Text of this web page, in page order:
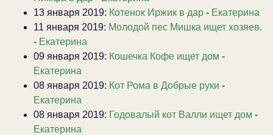
13 января 2019: Котенок Иржик в дар - Екатерина
11 января 2019: Молодой пес Мишка ищет хозяев.
- Екатерина
09 января 2019: Кошечка Кофе ищет дом -
Екатерина
08 января 2019: Кот Рома в Добрые руки -
Екатерина
08 января 2019: Годовалый кот Валли ищет дом -
Екатерина